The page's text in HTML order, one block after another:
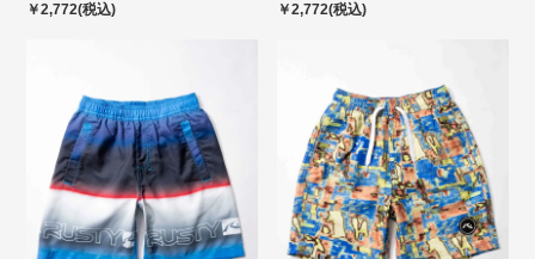
￥2,772(税込) ￥2,772(税込)